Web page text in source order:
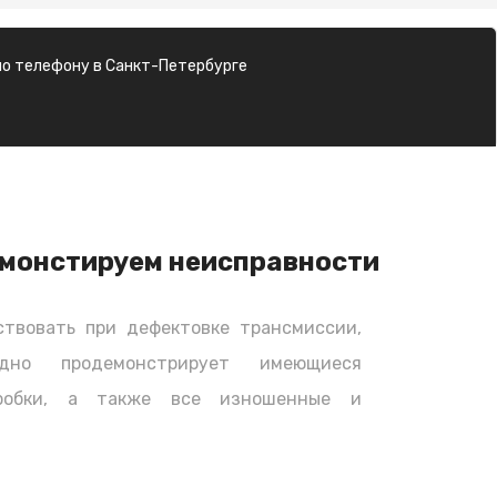
телефону в Санкт-Петербурге
неисправности
при дефектовке трансмиссии,
продемонстрирует имеющиеся
а также все изношенные и